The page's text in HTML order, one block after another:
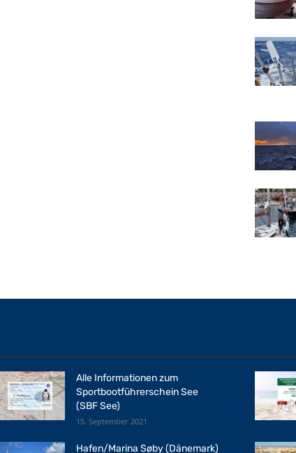
Alle Informationen zum
Sportbootführerschein See
(SBF See)
15. September 2021
Hafen/Marina Søby (Dänemark)